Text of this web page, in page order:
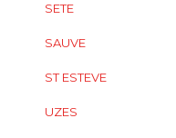
SETE
SAUVE
ST ESTEVE
UZES